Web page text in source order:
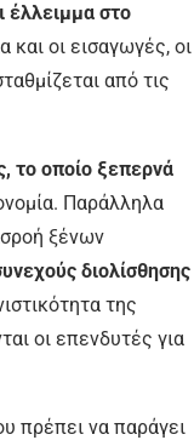
έλλειμμα στο
και οι εισαγωγές, οι
από τις
το οποίο ξεπερνά
Παράλληλα
ξένων
διολίσθησης
της
οι επενδυτές για
πρέπει να παράγει